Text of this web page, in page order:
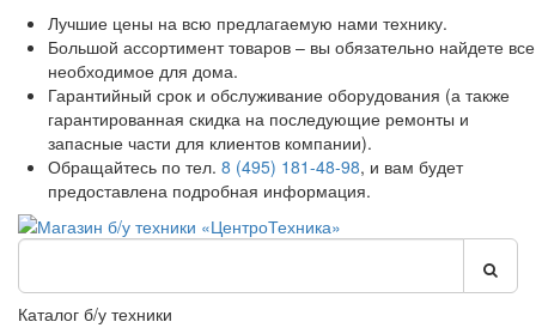
Лучшие цены на всю предлагаемую нами технику.
Большой ассортимент товаров – вы обязательно найдете все
необходимое для дома.
Гарантийный срок и обслуживание оборудования (а также
гарантированная скидка на последующие ремонты и
запасные части для клиентов компании).
Обращайтесь по тел. 8 (495) 181-48-98, и вам будет
предоставлена подробная информация.
Каталог б/у техники